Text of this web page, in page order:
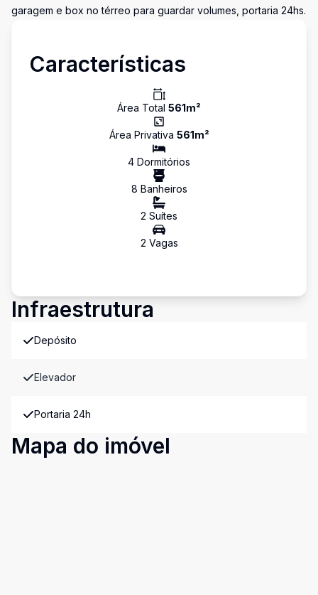
garagem e box no térreo para guardar volumes, portaria 24hs.
Características
Área Total 561m²
Área Privativa 561m²
4 Dormitórios
8 Banheiros
2 Suítes
2 Vagas
Infraestrutura
Depósito
Elevador
Portaria 24h
Mapa do imóvel